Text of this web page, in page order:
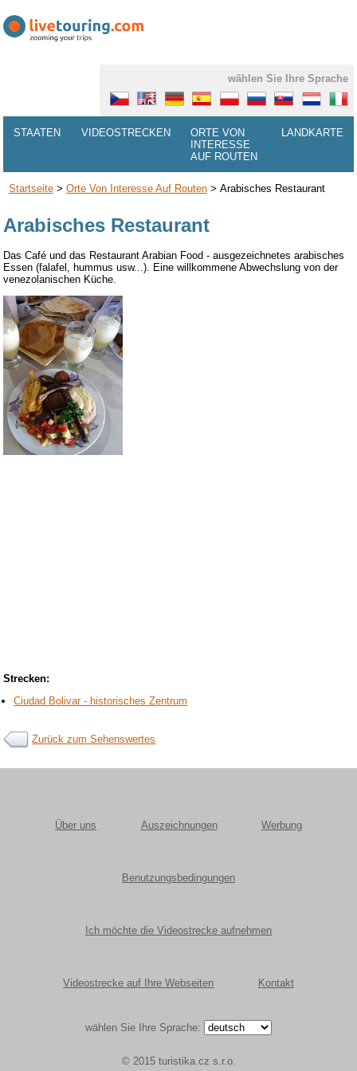
wählen Sie Ihre Sprache
STAATEN VIDEOSTRECKEN
ORTE VON
INTERESSE
AUF ROUTEN
LANDKARTE
Startseite> Orte Von Interesse Auf Routen> Arabisches Restaurant
Arabisches Restaurant
Das Café und das Restaurant Arabian Food - ausgezeichnetes arabisches
Essen (falafel, hummus usw...). Eine willkommene Abwechslung von der
venezolanischen Küche.
Strecken:
Ciudad Bolivar - historisches Zentrum
Zurück zum Sehenswertes
Über uns Auszeichnungen Werbung
Benutzungsbedingungen
Ich möchte die Videostrecke aufnehmen
Videostrecke auf Ihre Webseiten Kontakt
wählen Sie Ihre Sprache:
© 2015 turistika.cz s.r.o.